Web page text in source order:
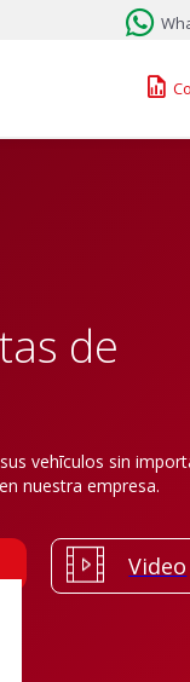

󰁋
de
vehīculos sin
nuestra empresa.
Video